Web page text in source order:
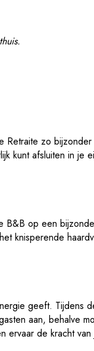
zo
kunt afsluiten in je
B&B op een
knisperende
geeft. Tijdens
aan, behalve
ervaar de kracht van